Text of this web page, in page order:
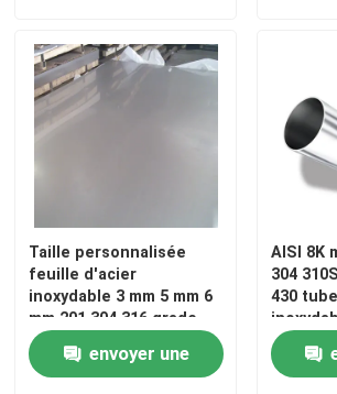
Taille personnalisée
feuille d'acier
inoxydable 3 mm 5 mm 6
mm 201 304 316 grade
envoyer une
AISI 8K
304
430
acier